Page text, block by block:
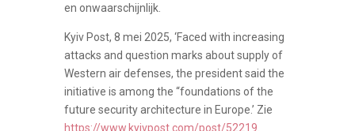
en onwaarschijnlijk.
Kyiv Post, 8 mei 2025, ‘Faced with increasing
attacks and question marks about supply of
Western air defenses, the president said the
initiative is among the “foundations of the
future security architecture in Europe.’ Zie
https://www.kyivpost.com/post/52219